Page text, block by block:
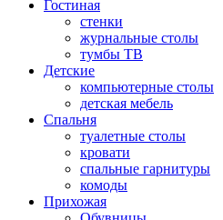
Гостиная
стенки
журнальные столы
тумбы ТВ
Детские
компьютерные столы
детская мебель
Спальня
туалетные столы
кровати
спальные гарнитуры
комоды
Прихожая